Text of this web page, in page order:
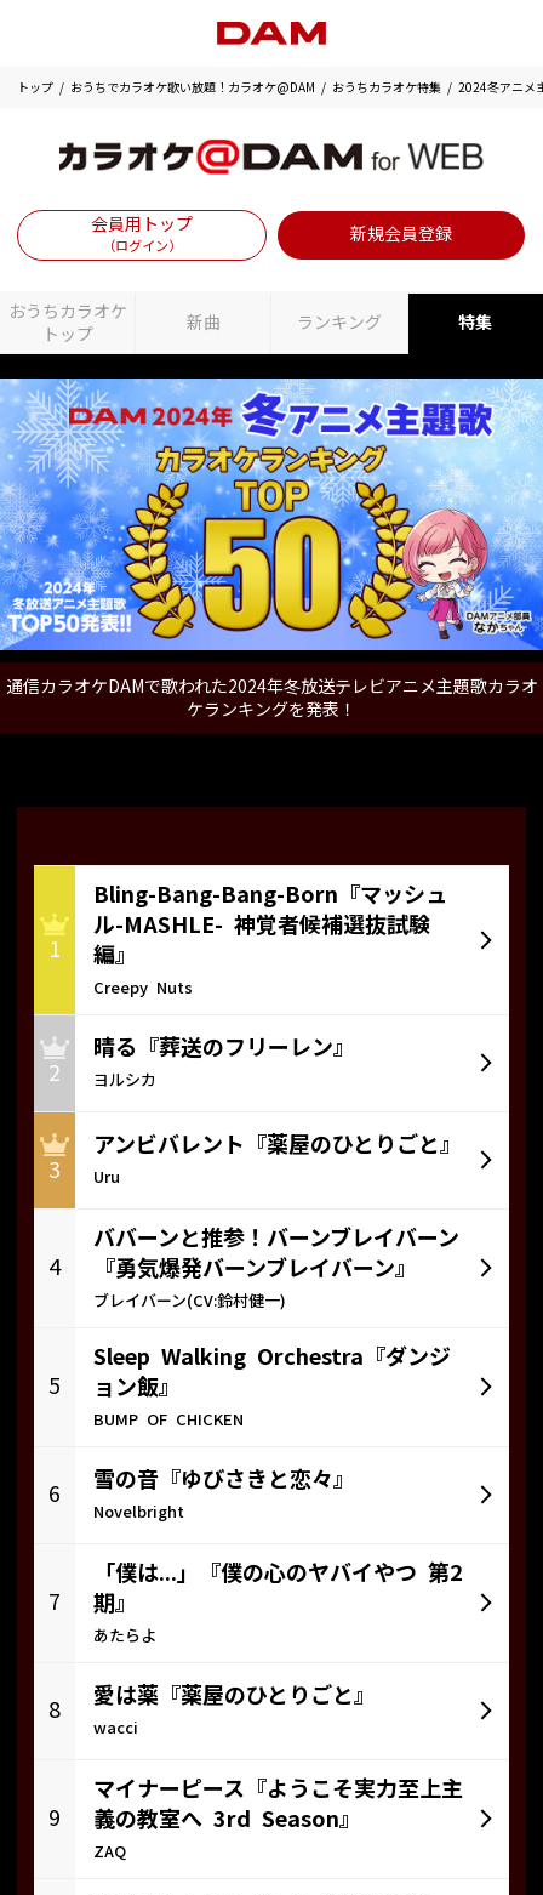
トップ おうちでカラオケ歌い放題！カラオケ@DAM おうちカラオケ特集 2024冬アニメ
会員用トップ
（ログイン）
新規会員登録
おうちカラオケ
トップ
新曲 ランキング 特集
通信カラオケDAMで歌われた2024年冬放送テレビアニメ主題歌カラオ
ケランキングを発表！
1
Bling-Bang-Bang-Born『マッシュ
ル-MASHLE- 神覚者候補選抜試験
編』
Creepy Nuts
2
晴る『葬送のフリーレン』
ヨルシカ
3
アンビバレント『薬屋のひとりごと』
Uru
4
ババーンと推参！バーンブレイバーン
『勇気爆発バーンブレイバーン』
ブレイバーン(CV:鈴村健一)
5
Sleep Walking Orchestra『ダンジ
ョン飯』
BUMP OF CHICKEN
6
雪の音『ゆびさきと恋々』
Novelbright
7
「僕は...」『僕の心のヤバイやつ 第2
期』
あたらよ
8
愛は薬『薬屋のひとりごと』
wacci
9
マイナーピース『ようこそ実力至上主
義の教室へ 3rd Season』
ZAQ